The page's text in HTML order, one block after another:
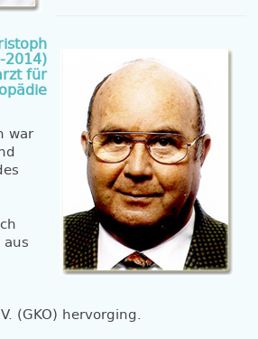
2014)
für
war
aus
(GKO) hervorging.